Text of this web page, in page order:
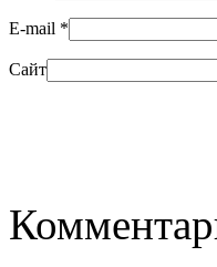
E-mail *
Сайт